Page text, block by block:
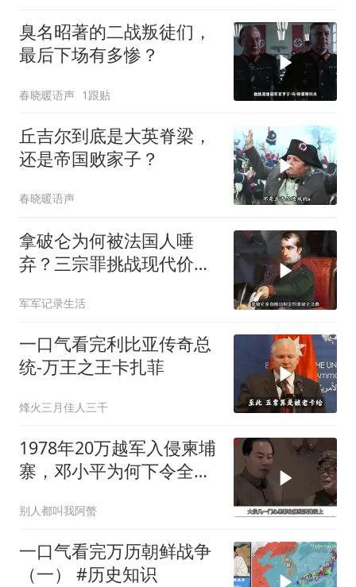
臭名昭著的二战叛徒们，
最后下场有多惨？
春晓暖语声 1跟贴
丘吉尔到底是大英脊梁，
还是帝国败家子？
春晓暖语声
拿破仑为何被法国人唾
弃？三宗罪挑战现代价值
军军记录生活
一口气看完利比亚传奇总
统-万王之王卡扎菲
烽火三月佳人三千
1978年20万越军入侵柬埔
寨，邓小平为何下令全军
别人都叫我阿螫
一口气看完万历朝鲜战争
（一） #历史知识